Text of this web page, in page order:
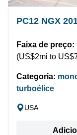
PC12 NGX
Faixa de preço:
(US$2mi to
Categoria:
turboélice
USA